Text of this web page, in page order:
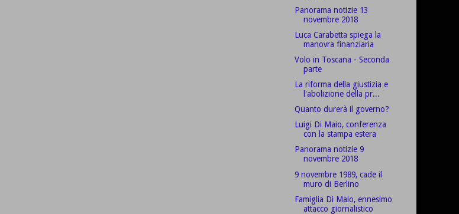
Panorama notizie 13
novembre 2018
Luca Carabetta spiega la
manovra finanziaria
Volo in Toscana - Seconda
parte
La riforma della giustizia e
l'abolizione della pr...
Quanto durerà il governo?
Luigi Di Maio, conferenza
con la stampa estera
Panorama notizie 9
novembre 2018
9 novembre 1989, cade il
muro di Berlino
Famiglia Di Maio, ennesimo
attacco giornalistico